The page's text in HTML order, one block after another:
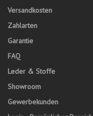
Versandkosten
Zahlarten
Garantie
FAQ
Leder & Stoffe
Showroom
Gewerbekunden